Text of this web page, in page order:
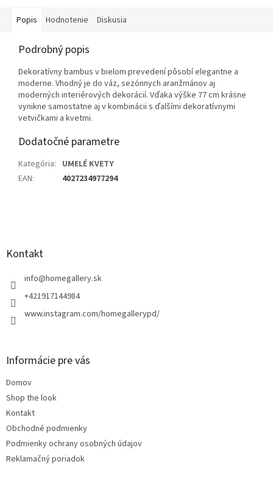
Popis Hodnotenie Diskusia
Podrobný popis
Dekoratívny bambus v bielom prevedení pôsobí elegantne a
moderne. Vhodný je do váz, sezónnych aranžmánov aj
moderných interiérových dekorácií. Vďaka výške 77 cm krásne
vynikne samostatne aj v kombinácii s ďalšími dekoratívnymi
vetvičkami a kvetmi.
Dodatočné parametre
Kategória: UMELÉ KVETY
EAN: 4027234977294
Kontakt
info@homegallery.sk
+421917144984
www.instagram.com/homegallerypd/
Informácie pre vás
Domov
Shop the look
Kontakt
Obchodné podmienky
Podmienky ochrany osobných údajov
Reklamačný poriadok